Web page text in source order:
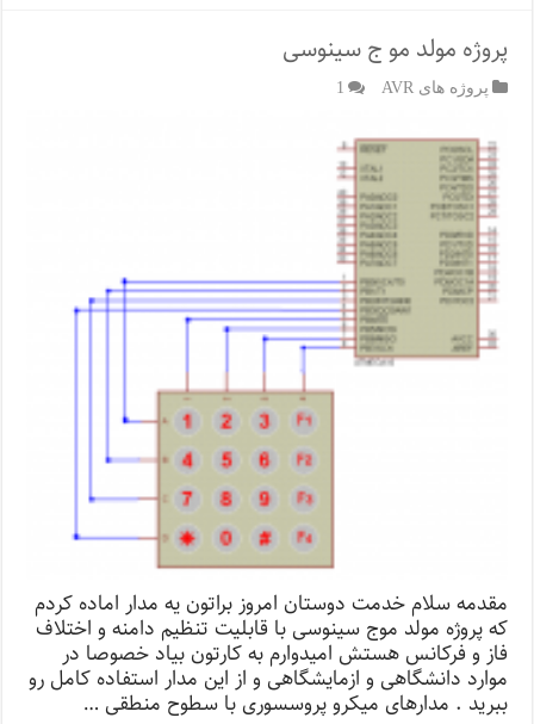
پروژه مولد مو ج سینوسی
پروژه های AVR 1
مقدمه سلام خدمت دوستان امروز براتون یه مدار اماده کردم
که پروژه مولد موج سینوسی با قابلیت تنظیم دامنه و اختلاف
فاز و فرکانس هستش امیدوارم به کارتون بیاد خصوصا در
موارد دانشگاهی و ازمایشگاهی و از این مدار استفاده کامل رو
ببرید . مدارهای میکرو پروسسوری با سطوح منطقی …